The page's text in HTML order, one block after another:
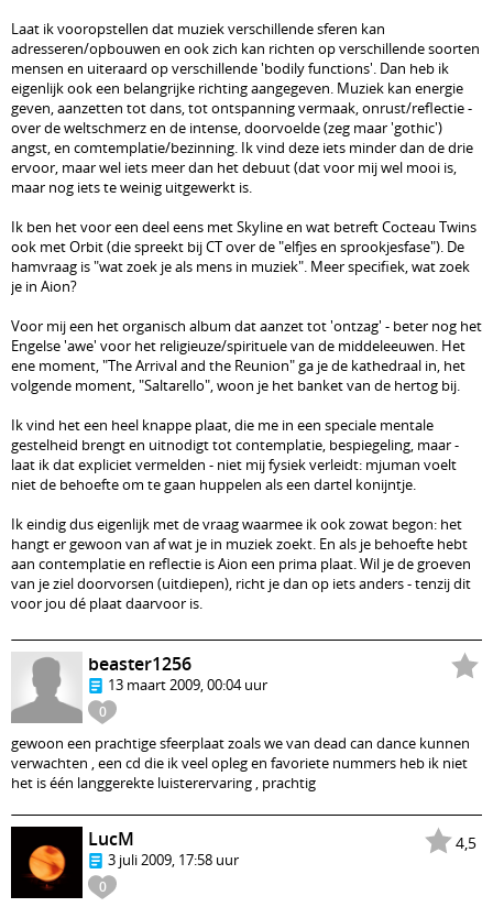
Laat ik vooropstellen dat muziek verschillende sferen kan
adresseren/opbouwen en ook zich kan richten op verschillende soorten
mensen en uiteraard op verschillende 'bodily functions'. Dan heb ik
eigenlijk ook een belangrijke richting aangegeven. Muziek kan energie
geven, aanzetten tot dans, tot ontspanning vermaak, onrust/reflectie -
over de weltschmerz en de intense, doorvoelde (zeg maar 'gothic')
angst, en comtemplatie/bezinning. Ik vind deze iets minder dan de drie
ervoor, maar wel iets meer dan het debuut (dat voor mij wel mooi is,
maar nog iets te weinig uitgewerkt is.
Ik ben het voor een deel eens met Skyline en wat betreft Cocteau Twins
ook met Orbit (die spreekt bij CT over de "elfjes en sprookjesfase"). De
hamvraag is "wat zoek je als mens in muziek". Meer specifiek, wat zoek
je in Aion?
Voor mij een het organisch album dat aanzet tot 'ontzag' - beter nog het
Engelse 'awe' voor het religieuze/spirituele van de middeleeuwen. Het
ene moment, "The Arrival and the Reunion" ga je de kathedraal in, het
volgende moment, "Saltarello", woon je het banket van de hertog bij.
Ik vind het een heel knappe plaat, die me in een speciale mentale
gestelheid brengt en uitnodigt tot contemplatie, bespiegeling, maar -
laat ik dat expliciet vermelden - niet mij fysiek verleidt: mjuman voelt
niet de behoefte om te gaan huppelen als een dartel konijntje.
Ik eindig dus eigenlijk met de vraag waarmee ik ook zowat begon: het
hangt er gewoon van af wat je in muziek zoekt. En als je behoefte hebt
aan contemplatie en reflectie is Aion een prima plaat. Wil je de groeven
van je ziel doorvorsen (uitdiepen), richt je dan op iets anders - tenzij dit
voor jou dé plaat daarvoor is.
0
beaster1256
13 maart 2009, 00:04 uur
gewoon een prachtige sfeerplaat zoals we van dead can dance kunnen
verwachten , een cd die ik veel opleg en favoriete nummers heb ik niet
het is één langgerekte luisterervaring , prachtig
4,5
0
LucM
3 juli 2009, 17:58 uur